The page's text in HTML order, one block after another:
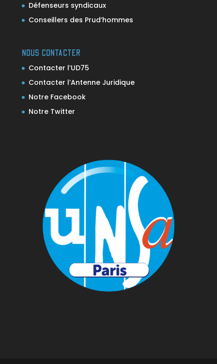
Défenseurs syndicaux
Conseillers des Prud’hommes
NOUS CONTACTER
Contacter l’UD75
Contacter l’Antenne Juridique
Notre Facebook
Notre Twitter